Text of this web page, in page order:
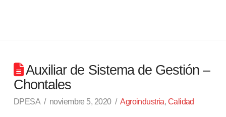
Auxiliar de Sistema de Gestión –
Chontales
DPESA noviembre 5, 2020 Agroindustria, Calidad